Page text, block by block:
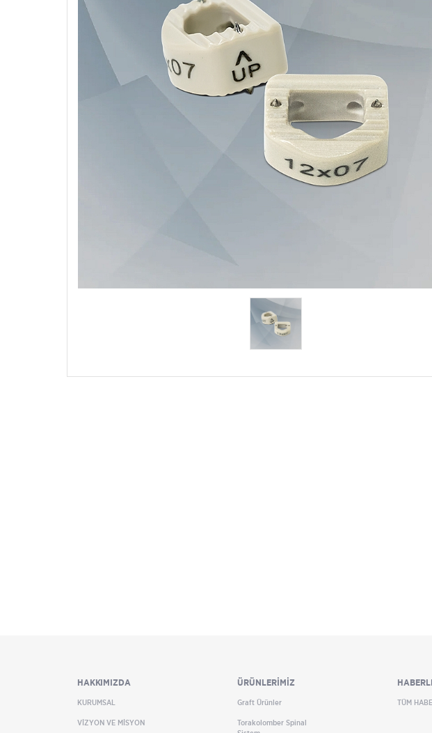
HAKKIMIZDA
KURUMSAL
VİZYON VE MİSYON
ÜRÜNLERİMİZ
Graft Ürünler
Torakolomber Spinal
TÜM